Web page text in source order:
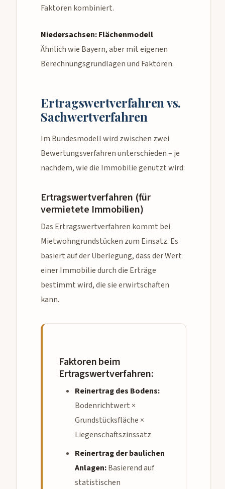
Faktoren kombiniert.
Niedersachsen: Flächenmodell
Ähnlich wie Bayern, aber mit eigenen
Berechnungsgrundlagen und Faktoren.
Ertragswertverfahren vs.
Sachwertverfahren
Im Bundesmodell wird zwischen zwei
Bewertungsverfahren unterschieden – je
nachdem, wie die Immobilie genutzt wird:
Ertragswertverfahren (für
vermietete Immobilien)
Das Ertragswertverfahren kommt bei
Mietwohngrundstücken zum Einsatz. Es
basiert auf der Überlegung, dass der Wert
einer Immobilie durch die Erträge
bestimmt wird, die sie erwirtschaften
kann.
Faktoren beim
Ertragswertverfahren:
Reinertrag des Bodens:
Bodenrichtwert ×
Grundstücksfläche ×
Liegenschaftszinssatz
Reinertrag der baulichen
Anlagen:Basierend auf
statistischen